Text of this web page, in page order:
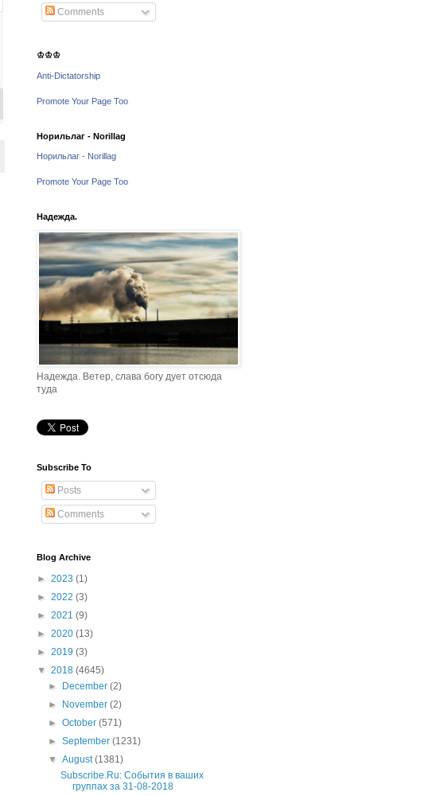
Comments
♔♔♔
Anti-Dictatorship
Promote Your Page Too
Норильлаг - Norillag
Норильлаг - Norillag
Promote Your Page Too
Надежда.
Надежда. Ветер, слава богу дует отсюда
туда
Subscribe To
Posts
Comments
Blog Archive
► 2023 (1)
► 2022 (3)
► 2021 (9)
► 2020 (13)
► 2019 (3)
▼ 2018 (4645)
►
December(2)
►
November(2)
►October(571)
►September(1231)
▼August(1381)
Subscribe.Ru: События в ваших
группах за 31-08-2018